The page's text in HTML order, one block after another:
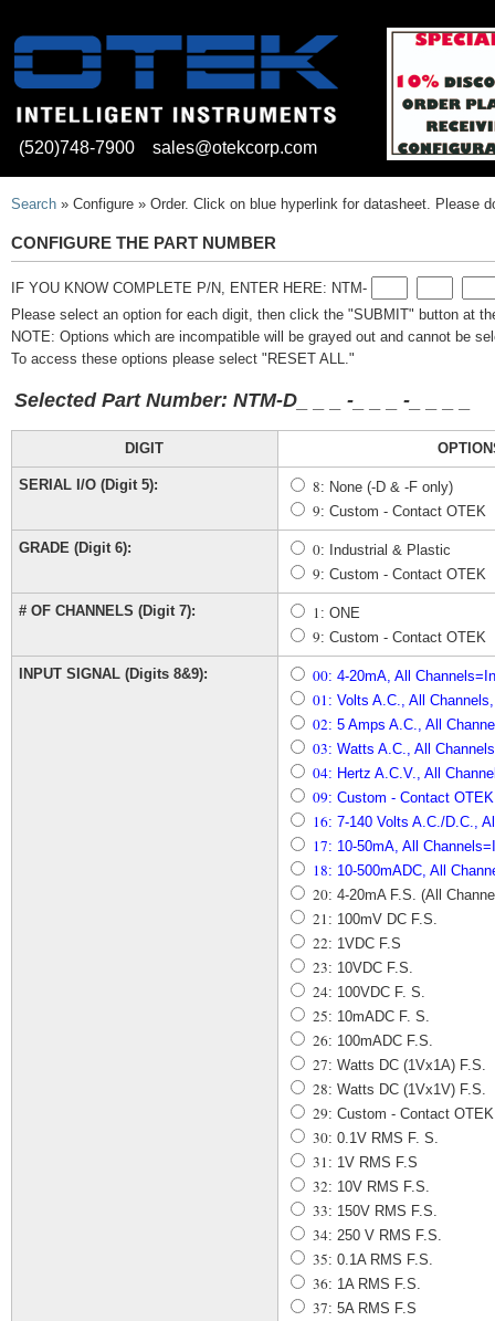
(520)748-7900 sales@otekcorp.com
Search » Configure » Order. Click on blue hyperlink for datasheet. Please
CONFIGURE THE PART NUMBER
IF YOU KNOW COMPLETE P/N, ENTER HERE: NTM-
Please select an option for each digit, then click the "SUBMIT" button at
NOTE: Options which are incompatible will be grayed out and cannot be
To access these options please select "RESET ALL."
Selected Part Number: NTM-D - -
DIGIT
SERIAL I/O (Digit 5): 8: None (-D & -F only)
9: Custom - Contact OTEK
GRADE (Digit 6): 0: Industrial & Plastic
9: Custom - Contact OTEK
# OF CHANNELS (Digit 7): 1 : ONE
9: Custom - Contact OTEK
INPUT SIGNAL (Digits 8&9): 00: 4-20mA, All
01 : Volts A.C., All
02: 5 Amps A.C., All
03: Watts A.C., All
04: Hertz A.C.V., All
09: Custom - Contact OTEK
16: 7-140 Volts A.C./D.C.,
17: 10-50mA, All
18: 10-500mADC, All
20: 4-20mA F.S. (All
21 : 100mV DC F.S.
22: 1VDC F.S
23: 10VDC F.S.
24: 100VDC F. S.
25: 10mADC F. S.
26: 100mADC F.S.
27: Watts DC (1Vx1A) F.S.
28: Watts DC (1Vx1V) F.S.
29: Custom - Contact OTEK
30: 0.1V RMS F. S.
31 : 1V RMS F.S
32: 10V RMS F.S.
33: 150V RMS F.S.
34: 250 V RMS F.S.
35: 0.1A RMS F.S.
36: 1A RMS F.S.
37: 5A RMS F.S